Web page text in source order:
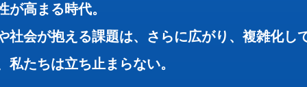
が高まる時代。
社会が抱える課題は、さらに広がり、複雑化し
私たちは立ち止まらない。